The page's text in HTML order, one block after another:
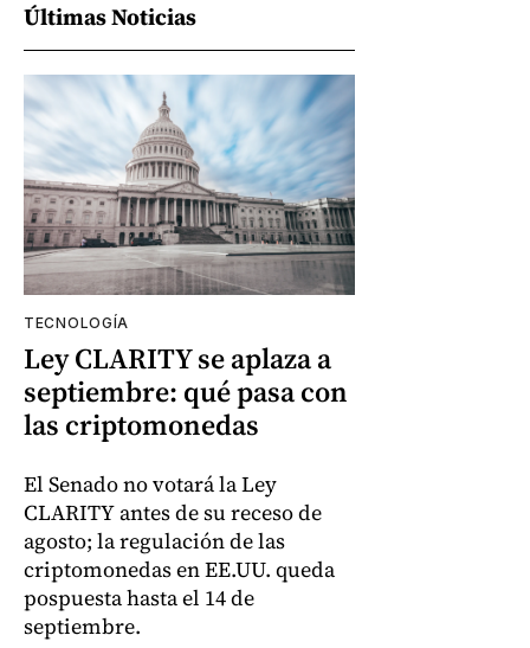
Últimas Noticias
TECNOLOGÍA
Ley CLARITY se aplaza a
septiembre: qué pasa con
las criptomonedas
El Senado no votará la Ley
CLARITY antes de su receso de
agosto; la regulación de las
criptomonedas en EE.UU. queda
pospuesta hasta el 14 de
septiembre.